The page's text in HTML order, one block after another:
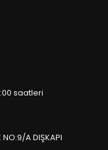
saatleri
NO:9/A DIŞKAPI